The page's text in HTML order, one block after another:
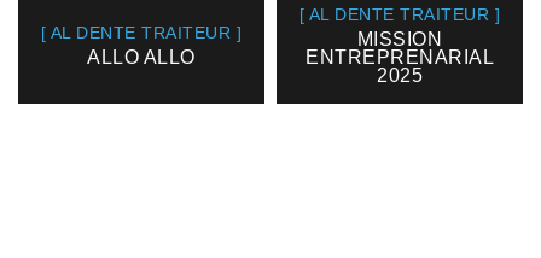
[ AL DENTE TRAITEUR ]
ALLO ALLO
[ AL DENTE TRAITEUR ]
MISSION
ENTREPRENARIAL
2025